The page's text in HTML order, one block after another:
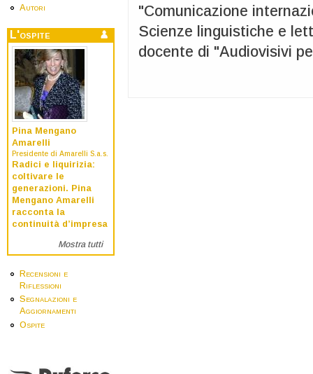
Autori
L'ospite
Pina Mengano
Amarelli
Presidente di Amarelli S.a.s.
Radici e liquirizia:
coltivare le
generazioni. Pina
Mengano Amarelli
racconta la
continuità d’impresa
Mostra tutti
Recensioni e
Riflessioni
Segnalazioni e
Aggiornamenti
Ospite
"Comunicazione
Scienze linguistiche e
docente di "Audiovisivi